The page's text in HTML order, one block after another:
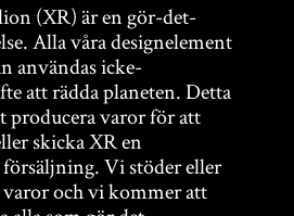
(XR) är en gör-det-
Alla våra designelement
användas icke-
att rädda planeten. Detta
producera varor för att
skicka XR en
Vi stöder eller
varor och vi kommer att